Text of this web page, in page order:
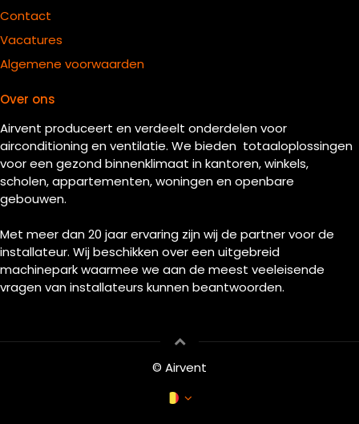
Contact
Vacatures
Algemene voorwaarden
Over ons
Airvent produceert en verdeelt onderdelen voor
airconditioning en ventilatie. We bieden totaaloplossingen
voor een gezond binnenklimaat in kantoren, winkels,
scholen, appartementen, woningen en openbare
gebouwen.
Met meer dan 20 jaar ervaring zijn wij de partner voor de
installateur. Wij beschikken over een uitgebreid
machinepark waarmee we aan de meest veeleisende
vragen van installateurs kunnen beantwoorden.
© Airvent